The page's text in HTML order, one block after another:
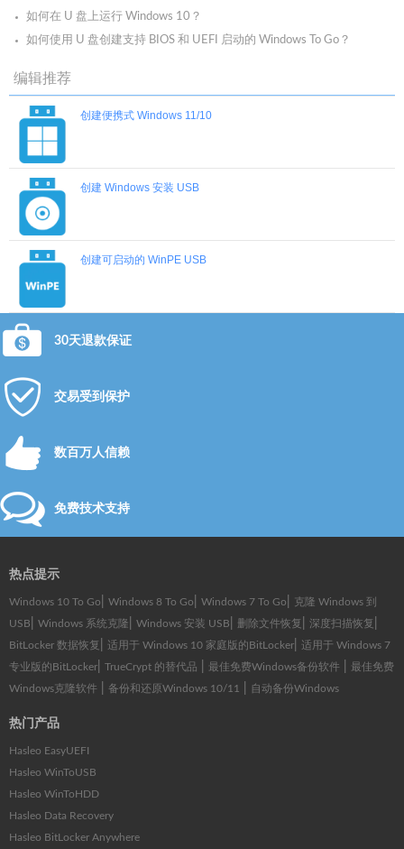
如何在 U 盘上运行 Windows 10？
如何使用 U 盘创建支持 BIOS 和 UEFI 启动的 Windows To Go？
编辑推荐
创建便携式 Windows 11/10
创建 Windows 安装 USB
创建可启动的 WinPE USB
30天退款保证
交易受到保护
数百万人信赖
免费技术支持
热点提示
Windows 10 To Go Windows 8 To Go Windows 7 To Go
克隆 Windows 到
USB
Windows 系统克隆 Windows 安装 USB 删除文件恢复 深度扫描恢复
BitLocker 数据恢复 适用于 Windows 10 家庭版的BitLocker
适用于 Windows 7
专业版的BitLocker
TrueCrypt 的替代品 最佳免费Windows备份软件
最佳免费
Windows克隆软件
备份和还原Windows 10/11 自动备份Windows
热门产品
Hasleo EasyUEFI
Hasleo WinToUSB
Hasleo WinToHDD
Hasleo Data Recovery
Hasleo BitLocker Anywhere